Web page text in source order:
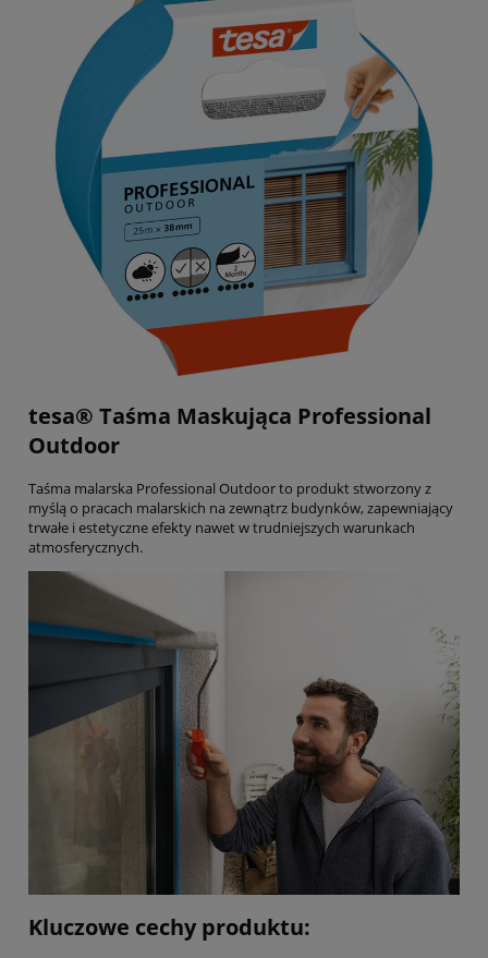
tesa® Taśma Maskująca Professional
Outdoor
Taśma malarska Professional Outdoor to produkt stworzony z
myślą o pracach malarskich na zewnątrz budynków, zapewniający
trwałe i estetyczne efekty nawet w trudniejszych warunkach
atmosferycznych.
Kluczowe cechy produktu: